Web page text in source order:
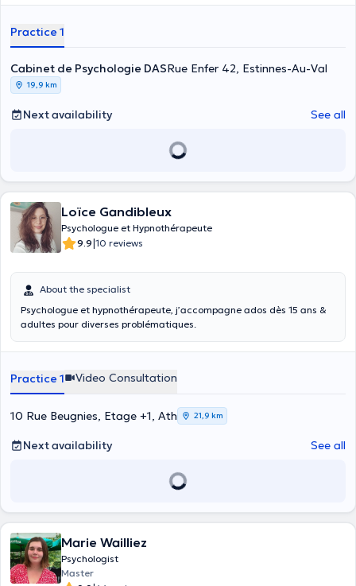
Practice 1
Cabinet de Psychologie DASRue Enfer 42, Estinnes-Au-Val
19,9 km
Next availability See all
Loïce Gandibleux
Psychologue et Hypnothérapeute
9.9|10 reviews
About the specialist
Psychologue et hypnothérapeute, j’accompagne ados dès 15 ans &
adultes pour diverses problématiques.
Practice 1 Video Consultation
10 Rue Beugnies, Etage +1, Ath 21,9 km
Next availability See all
Marie Wailliez
Psychologist
Master